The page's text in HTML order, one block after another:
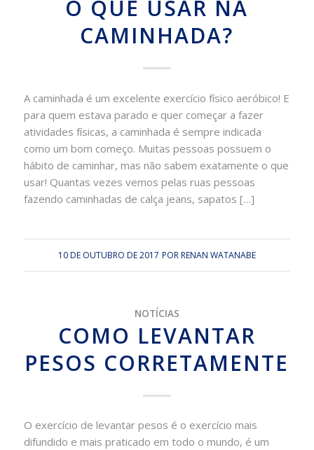
O QUE USAR NA
CAMINHADA?
A caminhada é um excelente exercício físico aeróbico! E
para quem estava parado e quer começar a fazer
atividades físicas, a caminhada é sempre indicada
como um bom começo. Muitas pessoas possuem o
hábito de caminhar, mas não sabem exatamente o que
usar! Quantas vezes vemos pelas ruas pessoas
fazendo caminhadas de calça jeans, sapatos […]
10 DE OUTUBRO DE 2017 PORRENAN WATANABE
NOTÍCIAS
COMO LEVANTAR
PESOS CORRETAMENTE
O exercício de levantar pesos é o exercício mais
difundido e mais praticado em todo o mundo, é um